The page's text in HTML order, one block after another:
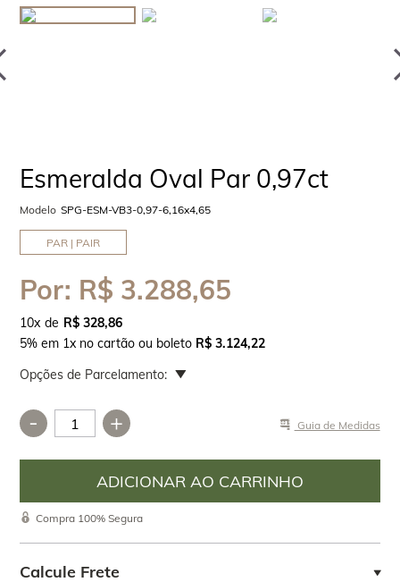
Esmeralda Oval Par 0,97ct
Modelo SPG-ESM-VB3-0,97-6,16x4,65
PAR | PAIR
Por: R$ 3.288,65
10x
R$ 328,86
5% em 1x no cartão ou boleto R$ 3.124,22
Opções de Parcelamento:
- + Guia de Medidas
Compra 100% Segura
Calcule Frete